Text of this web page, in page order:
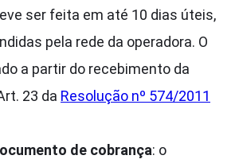
ser feita em até 10 dias úteis,
pela rede da operadora. O
a partir do recebimento da
23 da Resolução nº 574/2011
de cobrança: o